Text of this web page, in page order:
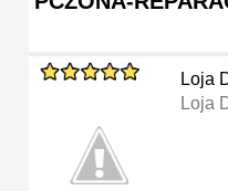
Loja
Loja